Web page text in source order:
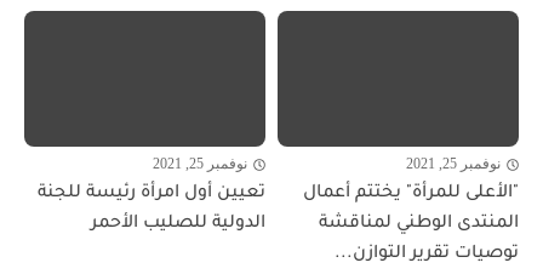
نوفمبر 25, 2021
"الأعلى للمرأة" يختتم أعمال
المنتدى الوطني لمناقشة
توصيات تقرير التوازن...
نوفمبر 25, 2021
تعيين أول امرأة رئيسة للجنة
الدولية للصليب الأحمر